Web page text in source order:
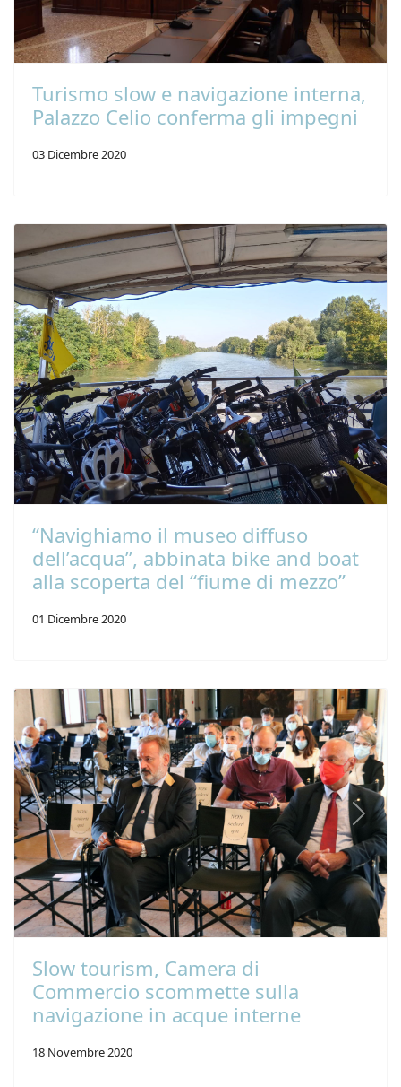
Turismo slow e navigazione interna,
Palazzo Celio conferma gli impegni
03 Dicembre 2020
“Navighiamo il museo diffuso
dell’acqua”, abbinata bike and boat
alla scoperta del “fiume di mezzo”
01 Dicembre 2020
Previous Next
Slow tourism, Camera di
Commercio scommette sulla
navigazione in acque interne
18 Novembre 2020